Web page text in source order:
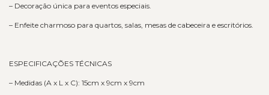
– Decoração única para eventos especiais.
– Enfeite charmoso para quartos, salas, mesas de cabeceira e escritórios.
ESPECIFICAÇÕES TÉCNICAS
– Medidas (A x L x C): 15cm x 9cm x 9cm